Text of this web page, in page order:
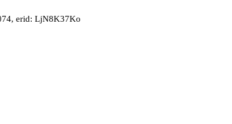
erid: LjN8K37Ko